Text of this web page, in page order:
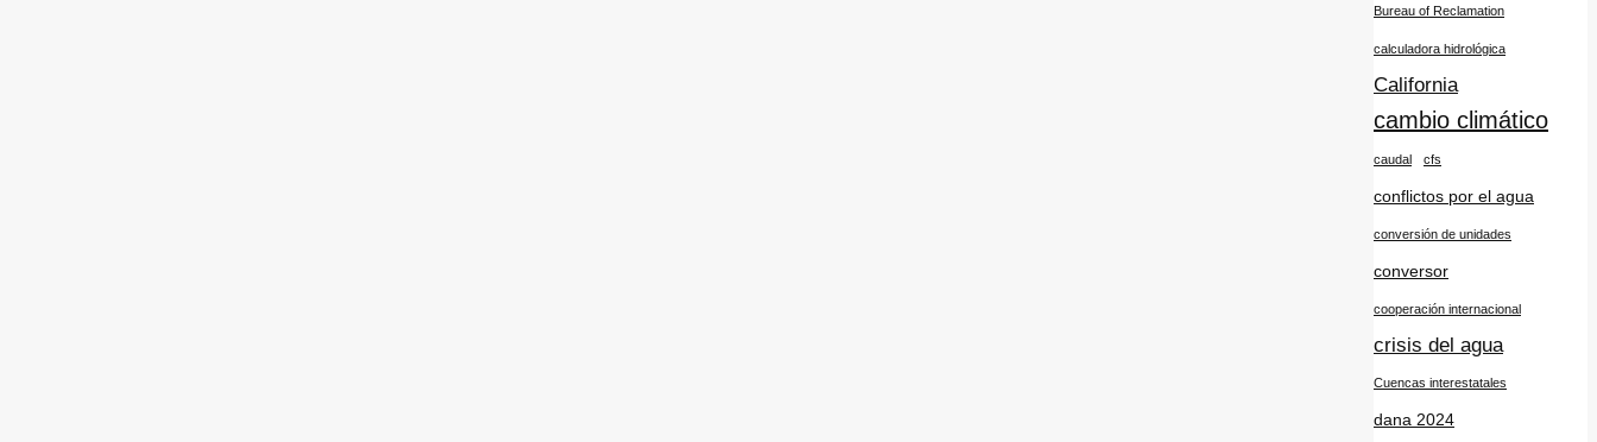
Bureau of Reclamation
calculadora hidrológica
California
cambio climático
caudal cfs
conflictos por el agua
conversión de unidades
conversor
cooperación internacional
crisis del agua
Cuencas interestatales
dana 2024